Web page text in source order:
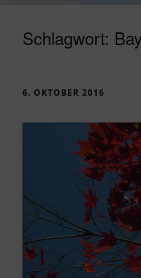
Schlagwort:
6. OKTOBER 2016